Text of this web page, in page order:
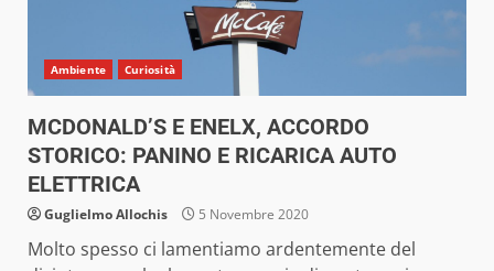
Ambiente Curiosità
MCDONALD’S E ENELX, ACCORDO
STORICO: PANINO E RICARICA AUTO
ELETTRICA
Guglielmo Allochis 5 Novembre 2020
Molto spesso ci lamentiamo ardentemente del